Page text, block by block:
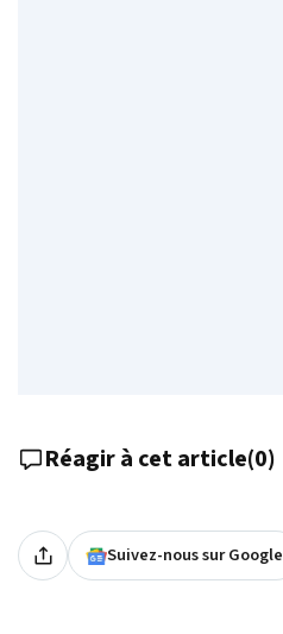
Réagir à cet article(0)
Suivez-nous sur Google